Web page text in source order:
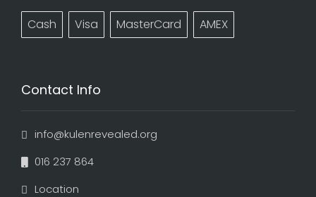
Cash Visa MasterCard AMEX
Contact Info
info@kulenrevealed.org
016 237 864
Location